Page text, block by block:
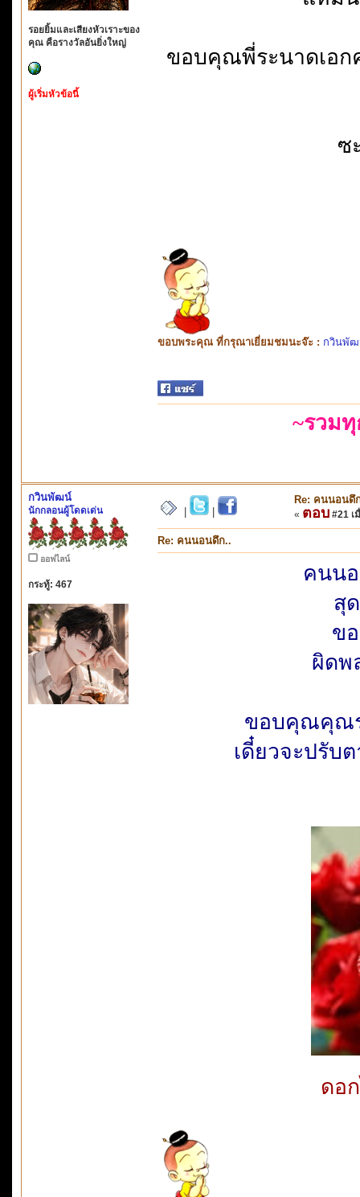
รอยยิ้มและเสียงหัวเราะของ
คุณ คือรางวัลอันยิ่งใหญ่
ผู้เริ่มหัวข้อนี้
ขอบคุณพี่ระนาดเอก
ซ
ขอบพระคุณ ที่กรุณาเยี่ยมชมนะจ๊ะ : กวินพั
~รวม
กวินพัฒน์
นักกลอนผู้โดดเด่น
ออฟไลน์
กระทู้: 467
Re: คนนอนดึ
« ตอบ #21 เ
Re: คนนอนดึก..
คนน
สุ
ข
ผิดพ
ขอบคุณคุณร
เดี๋ยวจะปรับ
ดอ